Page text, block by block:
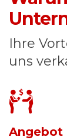
Ihre
uns
Angebot